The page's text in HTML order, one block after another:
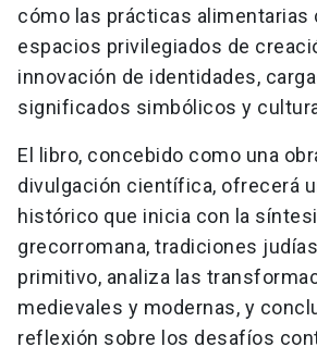
cómo las prácticas alimentarias
espacios privilegiados de
innovación de identidades,
significados simbólicos y
El libro, concebido como una
divulgación científica, ofrecerá
histórico que inicia con la
grecorromana, tradiciones
primitivo, analiza las
medievales y modernas, y
reflexión sobre los desafíos